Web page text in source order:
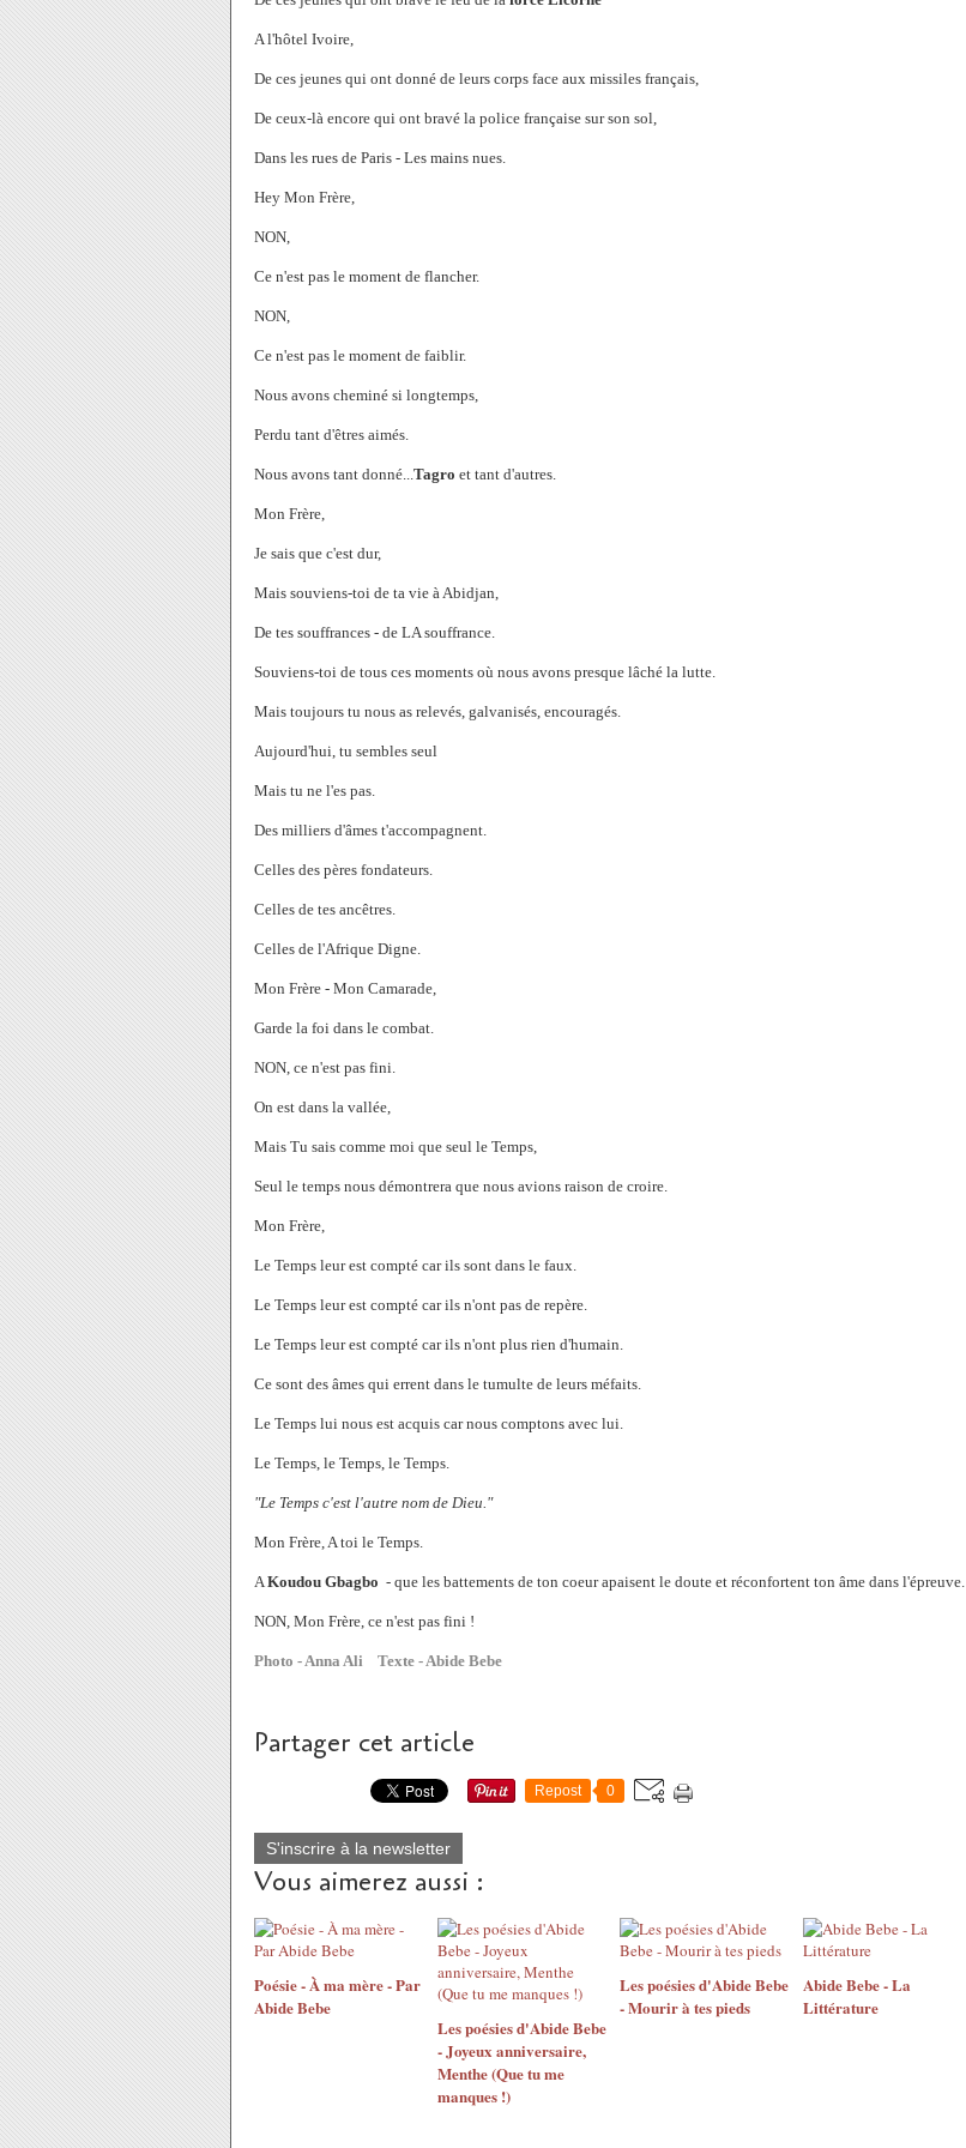
A l'hôtel Ivoire,
De ces jeunes qui ont donné de leurs corps face aux missiles français,
De ceux-là encore qui ont bravé la police française sur son sol,
Dans les rues de Paris - Les mains nues.
Hey Mon Frère,
NON,
Ce n'est pas le moment de flancher.
NON,
Ce n'est pas le moment de faiblir.
Nous avons cheminé si longtemps,
Perdu tant d'êtres aimés.
Nous avons tant donné...Tagro et tant d'autres.
Mon Frère,
Je sais que c'est dur,
Mais souviens-toi de ta vie à Abidjan,
De tes souffrances - de LA souffrance.
Souviens-toi de tous ces moments où nous avons presque lâché la lutte.
Mais toujours tu nous as relevés, galvanisés, encouragés.
Aujourd'hui, tu sembles seul
Mais tu ne l'es pas.
Des milliers d'âmes t'accompagnent.
Celles des pères fondateurs.
Celles de tes ancêtres.
Celles de l'Afrique Digne.
Mon Frère - Mon Camarade,
Garde la foi dans le combat.
NON, ce n'est pas fini.
On est dans la vallée,
Mais Tu sais comme moi que seul le Temps,
Seul le temps nous démontrera que nous avions raison de croire.
Mon Frère,
Le Temps leur est compté car ils sont dans le faux.
Le Temps leur est compté car ils n'ont pas de repère.
Le Temps leur est compté car ils n'ont plus rien d'humain.
Ce sont des âmes qui errent dans le tumulte de leurs méfaits.
Le Temps lui nous est acquis car nous comptons avec lui.
Le Temps, le Temps, le Temps.
"Le Temps c'est l'autre nom de Dieu."
Mon Frère, A toi le Temps.
AKoudou Gbagbo - que les battements de ton coeur apaisent le doute et réconfortent ton âme dans l'épreuve.
NON, Mon Frère, ce n'est pas fini !
Photo - Anna Ali Texte - Abide Bebe
Partager cet article
Repost 0
S'inscrire à la newsletter
Vous aimerez aussi :
Poésie - À ma mère - Par
Abide Bebe
Les poésies d'Abide Bebe
- Joyeux anniversaire,
Menthe (Que tu me
manques !)
Les poésies d'Abide Bebe
- Mourir à tes pieds
Abide Bebe - La
Littérature